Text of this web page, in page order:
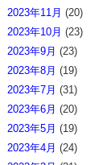
2023年11月 (20)
2023年10月 (23)
2023年9月 (23)
2023年8月 (19)
2023年7月 (31)
2023年6月 (20)
2023年5月 (19)
2023年4月 (24)